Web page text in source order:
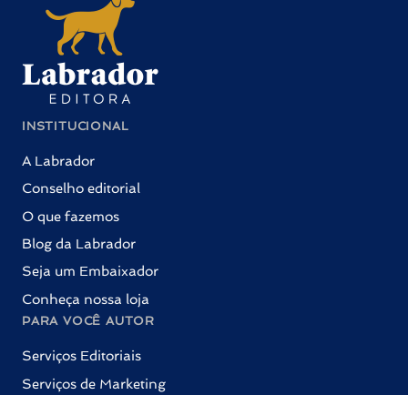
INSTITUCIONAL
A Labrador
Conselho editorial
O que fazemos
Blog da Labrador
Seja um Embaixador
Conheça nossa loja
PARA VOCÊ AUTOR
Serviços Editoriais
Serviços de Marketing